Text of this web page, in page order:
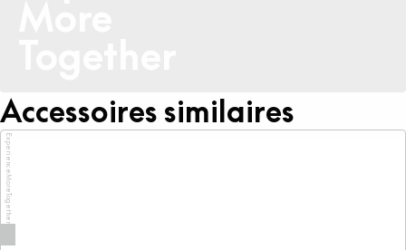
Accessoires similaires
ExperienceMoreTogether